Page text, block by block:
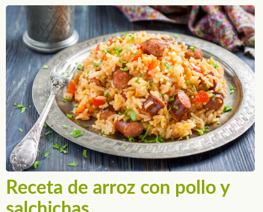
Receta de arroz con pollo y